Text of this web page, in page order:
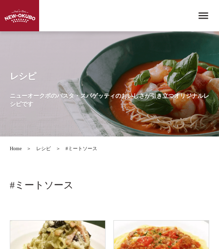
menu
レシピ
ニューオークボのパスタ・スパゲッティのおいしさが引き立つオリジナルレ
シピです
Home ＞ レシピ ＞ #ミートソース
#ミートソース